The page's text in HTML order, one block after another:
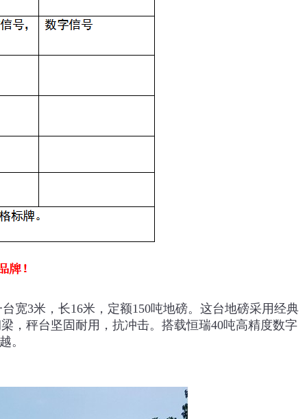
宽3米，长16米，定额150吨地磅。这台地磅采用经典
，秤台坚固耐用，抗冲击。搭载恒瑞40吨高精度数字
。